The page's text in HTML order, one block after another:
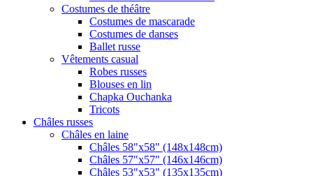
Costumes de théâtre
Costumes de mascarade
Costumes de danses
Ballet russe
Vêtements casual
Robes russes
Blouses en lin
Chapka Ouchanka
Tricots
Châles russes
Châles en laine
Châles 58"x58" (148x148cm)
Châles 57"x57" (146x146cm)
Châles 53"x53" (135x135cm)